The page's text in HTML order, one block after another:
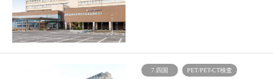
7.四国 PET/PET-CT検査